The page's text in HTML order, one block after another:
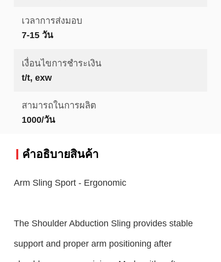
เวลาการส่งมอบ
7-15 วัน
เงื่อนไขการชำระเงิน
t/t, exw
สามารถในการผลิต
1000/วัน
คําอธิบายสินค้า
Arm Sling Sport - Ergonomic
The Shoulder Abduction Sling provides stable
support and proper arm positioning after